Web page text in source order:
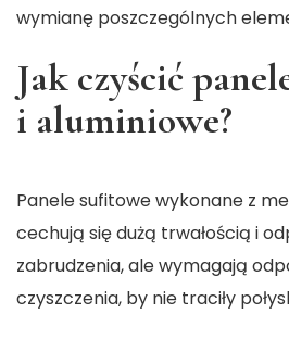
wymianę poszczególnych
Jak czyścić
i aluminiowe?
Panele sufitowe wykonane z
cechują się dużą trwałością i
zabrudzenia, ale wymagają
czyszczenia, by nie traciły